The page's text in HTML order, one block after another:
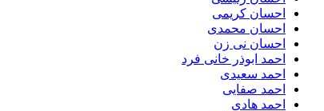
احسان کریمی
احسان محمدی
احسان نی زن
احمد ابوذر خانی فرد
احمد سعیدی
احمد صفایی
احمد هادی